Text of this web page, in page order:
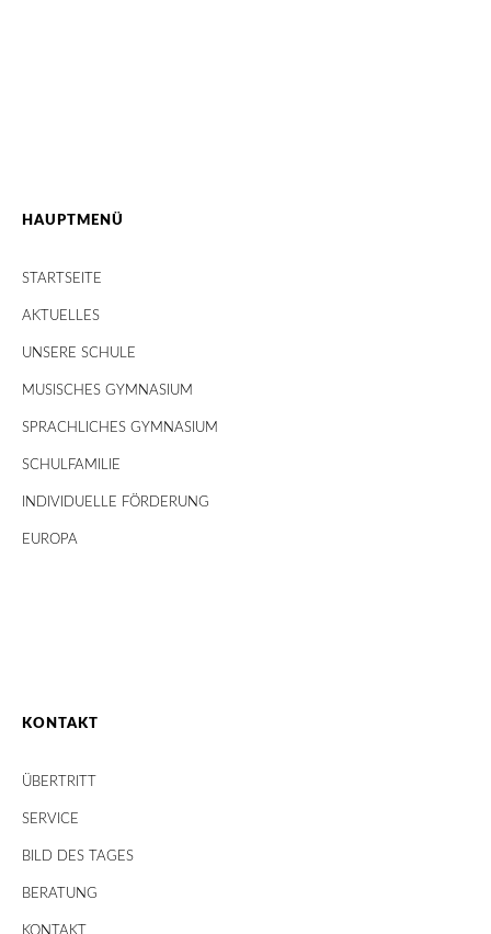
HAUPTMENÜ
STARTSEITE
AKTUELLES
UNSERE SCHULE
MUSISCHES GYMNASIUM
SPRACHLICHES GYMNASIUM
SCHULFAMILIE
INDIVIDUELLE FÖRDERUNG
EUROPA
KONTAKT
ÜBERTRITT
SERVICE
BILD DES TAGES
BERATUNG
KONTAKT